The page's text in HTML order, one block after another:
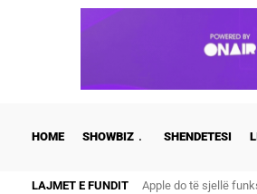
HOME SHOWBIZ SHENDETESI
LAJMET E FUNDIT Cristiano Ronaldo dhe